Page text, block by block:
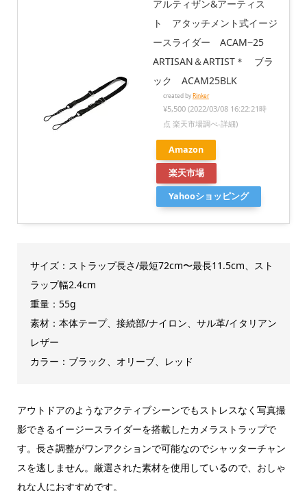
アルティザン&アーティス
ト アタッチメント式イージ
ースライダー ACAM−25
ARTISAN＆ARTIST＊ ブラ
ック ACAM25BLK
created byRinker
¥5,500 (2022/03/08 16:22:21時
点 楽天市場調べ-詳細)
Amazon
楽天市場
Yahooショッピング
サイズ：ストラップ長さ/最短72cm〜最長11.5cm、スト
ラップ幅2.4cm
重量：55g
素材：本体テープ、接続部/ナイロン、サル革/イタリアン
レザー
カラー：ブラック、オリーブ、レッド
アウトドアのようなアクティブシーンでもストレスなく写真撮
影できるイージースライダーを搭載したカメラストラップで
す。長さ調整がワンアクションで可能なのでシャッターチャン
スを逃しません。厳選された素材を使用しているので、おしゃ
れな人におすすめです。